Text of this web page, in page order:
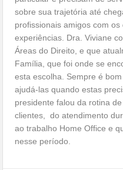
sobre sua trajetória até
profissionais amigos com
experiências. Dra. Viviane
Áreas do Direito, e que
Família, que foi onde se
esta escolha. Sempre é
ajudá-las quando estas
presidente falou da rotina
clientes, do atendimento
ao trabalho Home Office e
nesse período.